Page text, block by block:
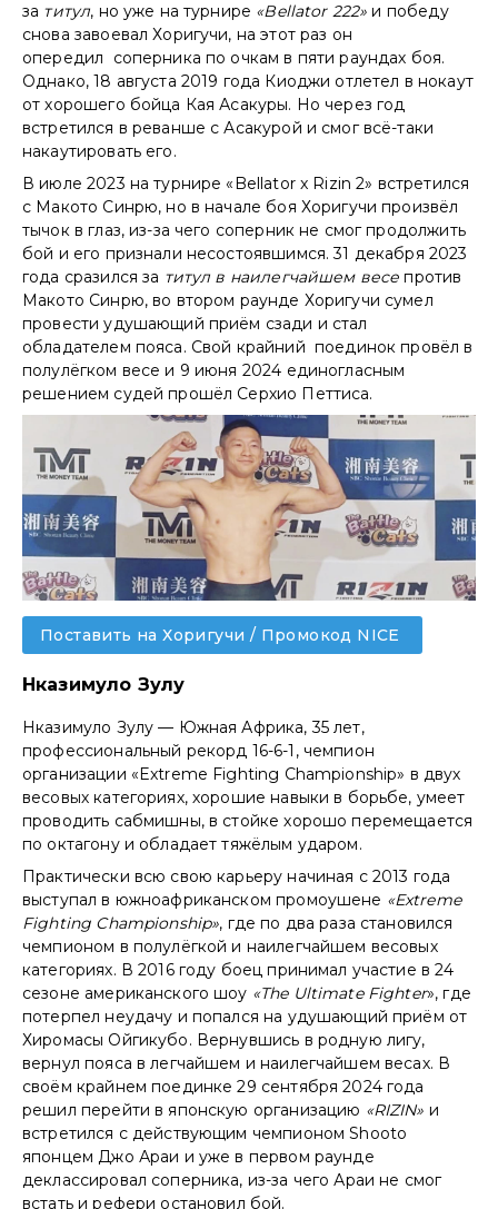
за титул, но уже на турнире «Bellator 222» и победу
снова завоевал Хоригучи, на этот раз он
опередил соперника по очкам в пяти раундах боя.
Однако, 18 августа 2019 года Киоджи отлетел в нокаут
от хорошего бойца Кая Асакуры. Но через год
встретился в реванше с Асакурой и смог всё-таки
накаутировать его.
В июле 2023 на турнире «Bellator x Rizin 2» встретился
с Макото Синрю, но в начале боя Хоригучи произвёл
тычок в глаз, из-за чего соперник не смог продолжить
бой и его признали несостоявшимся. 31 декабря 2023
года сразился за титул в наилегчайшем весе против
Макото Синрю, во втором раунде Хоригучи сумел
провести удушающий приём сзади и стал
обладателем пояса. Свой крайний поединок провёл в
полулёгком весе и 9 июня 2024 единогласным
решением судей прошёл Серхио Петтиса.
Поставить на Хоригучи / Промокод NICE
Нказимуло Зулу
Нказимуло Зулу — Южная Африка, 35 лет,
профессиональный рекорд 16-6-1, чемпион
организации «Extreme Fighting Championship» в двух
весовых категориях, хорошие навыки в борьбе, умеет
проводить сабмишны, в стойке хорошо перемещается
по октагону и обладает тяжёлым ударом.
Практически всю свою карьеру начиная с 2013 года
выступал в южноафриканском промоушене «Extreme
Fighting Championship», где по два раза становился
чемпионом в полулёгкой и наилегчайшем весовых
категориях. В 2016 году боец принимал участие в 24
сезоне американского шоу «The Ultimate Fighter», где
потерпел неудачу и попался на удушающий приём от
Хиромасы Ойгикубо. Вернувшись в родную лигу,
вернул пояса в легчайшем и наилегчайшем весах. В
своём крайнем поединке 29 сентября 2024 года
решил перейти в японскую организацию «RIZIN» и
встретился с действующим чемпионом Shooto
японцем Джо Араи и уже в первом раунде
деклассировал соперника, из-за чего Араи не смог
встать и рефери остановил бой.